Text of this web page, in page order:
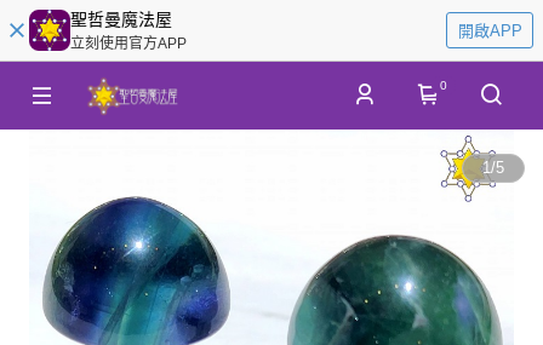
聖哲曼魔法屋
立刻使用官方APP
開啟APP
0
1/5